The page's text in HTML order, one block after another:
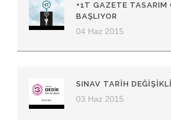
+1T GAZETE TASARIM
BAŞLIYOR
04 Haz 2015
SINAV TARIH
03 Haz 2015